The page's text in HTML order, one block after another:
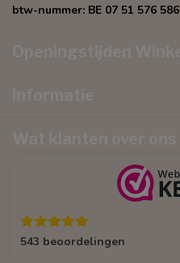
btw-nummer: BE 07 51 576 586
543 beoordelingen